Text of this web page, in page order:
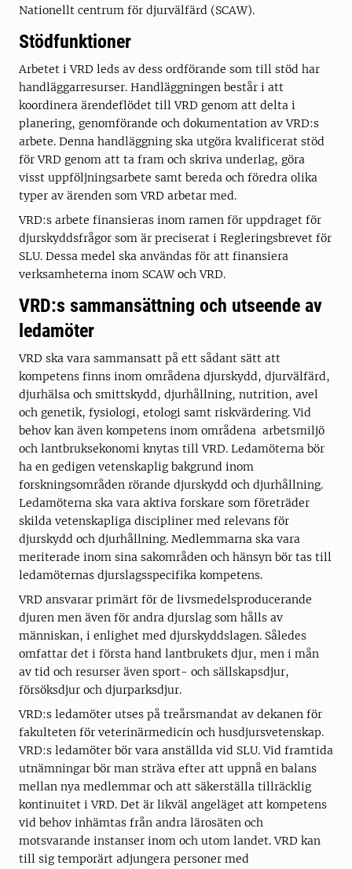
Nationellt centrum för djurvälfärd (SCAW).
Stödfunktioner
Arbetet i VRD leds av dess ordförande som till stöd har
handläggarresurser. Handläggningen består i att
koordinera ärendeflödet till VRD genom att delta i
planering, genomförande och dokumentation av VRD:s
arbete. Denna handläggning ska utgöra kvalificerat stöd
för VRD genom att ta fram och skriva underlag, göra
visst uppföljningsarbete samt bereda och föredra olika
typer av ärenden som VRD arbetar med.
VRD:s arbete finansieras inom ramen för uppdraget för
djurskyddsfrågor som är preciserat i Regleringsbrevet för
SLU. Dessa medel ska användas för att finansiera
verksamheterna inom SCAW och VRD.
VRD:s sammansättning och utseende av
ledamöter
VRD ska vara sammansatt på ett sådant sätt att
kompetens finns inom områdena djurskydd, djurvälfärd,
djurhälsa och smittskydd, djurhållning, nutrition, avel
och genetik, fysiologi, etologi samt riskvärdering. Vid
behov kan även kompetens inom områdena arbetsmiljö
och lantbruksekonomi knytas till VRD. Ledamöterna bör
ha en gedigen vetenskaplig bakgrund inom
forskningsområden rörande djurskydd och djurhållning.
Ledamöterna ska vara aktiva forskare som företräder
skilda vetenskapliga discipliner med relevans för
djurskydd och djurhållning. Medlemmarna ska vara
meriterade inom sina sakområden och hänsyn bör tas till
ledamöternas djurslagsspecifika kompetens.
VRD ansvarar primärt för de livsmedelsproducerande
djuren men även för andra djurslag som hålls av
människan, i enlighet med djurskyddslagen. Således
omfattar det i första hand lantbrukets djur, men i mån
av tid och resurser även sport- och sällskapsdjur,
försöksdjur och djurparksdjur.
VRD:s ledamöter utses på treårsmandat av dekanen för
fakulteten för veterinärmedicin och husdjursvetenskap.
VRD:s ledamöter bör vara anställda vid SLU. Vid framtida
utnämningar bör man sträva efter att uppnå en balans
mellan nya medlemmar och att säkerställa tillräcklig
kontinuitet i VRD. Det är likväl angeläget att kompetens
vid behov inhämtas från andra lärosäten och
motsvarande instanser inom och utom landet. VRD kan
till sig temporärt adjungera personer med